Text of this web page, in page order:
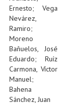
Ernesto; Vega
Nevárez,
Ramiro;
Moreno
Bañuelos, José
Eduardo; Ruíz
Carmona, Víctor
Manuel;
Bahena
Sánchez, Juan